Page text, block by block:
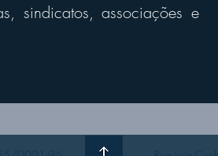
sindicatos, associações e